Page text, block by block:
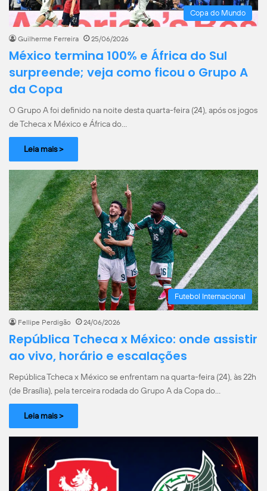
Copa do Mundo
Guilherme Ferreira 25/06/2026
México termina 100% e África do Sul
surpreende; veja como ficou o Grupo A
da Copa
O Grupo A foi definido na noite desta quarta-feira (24), após os jogos
de Tcheca x México e África do…
Leia mais >
Futebol Internacional
Fellipe Perdigão 24/06/2026
República Tcheca x México: onde assistir
ao vivo, horário e escalações
República Tcheca x México se enfrentam na quarta-feira (24), às 22h
(de Brasília), pela terceira rodada do Grupo A da Copa do…
Leia mais >